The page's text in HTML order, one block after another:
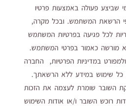
שביצע פעולה באמצעות פרטיו
הרשאת המשתמש. ובכל מקרה,
לכל פגיעה בפרטיות המשתמש
מורשה כאמור בפרטי המשתמש.
ולמפורט במדיניות הפרטיות, החברה
שימוש במידע ללא הרשאתך.
השובר שומרת לעצמה את הזכות
רוכש השובר ו/או אודות השימוש